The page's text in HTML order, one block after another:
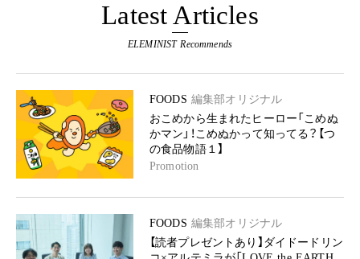
Latest Articles
ELEMINIST Recommends
FOODS 編集部オリジナル
おこめから生まれたヒーロー「こめぬ
かマン」！こめぬかって知ってる？【つ
の食品物語１】
Promotion
FOODS 編集部オリジナル
【読者プレゼントあり】ダイドードリン